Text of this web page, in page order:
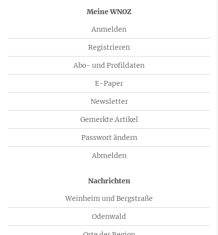
Meine WNOZ
Anmelden
Registrieren
Abo- und Profildaten
E-Paper
Newsletter
Gemerkte Artikel
Passwort ändern
Abmelden
Nachrichten
Weinheim und Bergstraße
Odenwald